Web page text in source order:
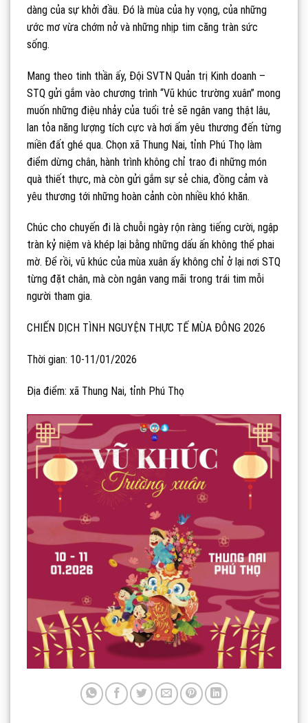
dàng của sự khởi đầu. Đó là mùa của hy vọng, của những
ước mơ vừa chớm nở và những nhịp tim căng tràn sức
sống.
Mang theo tinh thần ấy, Đội SVTN Quản trị Kinh doanh –
STQ gửi gắm vào chương trình “Vũ khúc trường xuân” mong
muốn những điệu nhảy của tuổi trẻ sẽ ngân vang thật lâu,
lan tỏa năng lượng tích cực và hơi ấm yêu thương đến từng
miền đất ghé qua. Chọn xã Thung Nai, tỉnh Phú Thọ làm
điểm dừng chân, hành trình không chỉ trao đi những món
quà thiết thực, mà còn gửi gắm sự sẻ chia, đồng cảm và
yêu thương tới những hoàn cảnh còn nhiều khó khăn.
Chúc cho chuyến đi là chuỗi ngày rộn ràng tiếng cười, ngập
tràn kỷ niệm và khép lại bằng những dấu ấn không thể phai
mờ. Để rồi, vũ khúc của mùa xuân ấy không chỉ ở lại nơi STQ
từng đặt chân, mà còn ngân vang mãi trong trái tim mỗi
người tham gia.
CHIẾN DỊCH TÌNH NGUYỆN THỰC TẾ MÙA ĐÔNG 2026
Thời gian: 10-11/01/2026
Địa điểm: xã Thung Nai, tỉnh Phú Thọ